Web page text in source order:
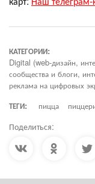
КАТЕГОРИИ:
Digital (web-дизайн,
сообщества и блоги,
реклама на цифровых
ТЕГИ:
пицца
Поделиться: